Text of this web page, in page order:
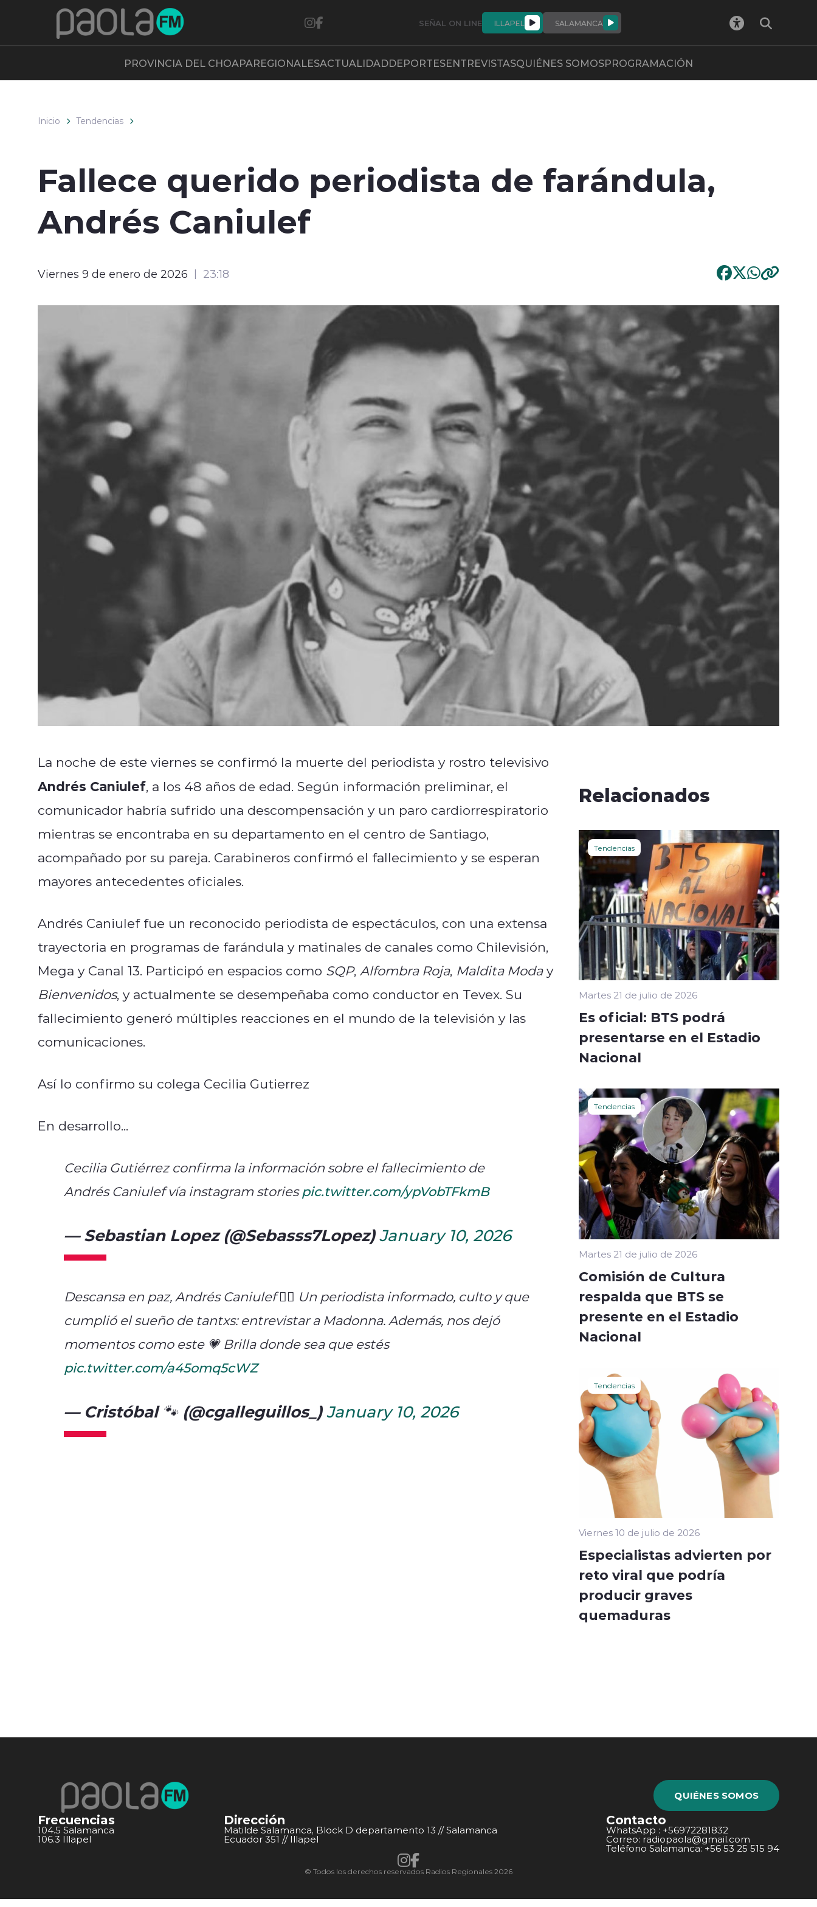
SEÑAL ON LINE ILLAPEL SALAMANCA
PROVINCIA DEL CHOAPAREGIONALESACTUALIDADDEPORTESENTREVISTASQUIÉNES SOMOSPROGRAMACIÓN
Inicio Tendencias
Fallece querido periodista de farándula,
Andrés Caniulef
Viernes 9 de enero de 2026 23:18
La noche de este viernes se confirmó la muerte del periodista y rostro televisivo
Andrés Caniulef, a los 48 años de edad. Según información preliminar, el
comunicador habría sufrido una descompensación y un paro cardiorrespiratorio
mientras se encontraba en su departamento en el centro de Santiago,
acompañado por su pareja. Carabineros confirmó el fallecimiento y se esperan
mayores antecedentes oficiales.
Andrés Caniulef fue un reconocido periodista de espectáculos, con una extensa
trayectoria en programas de farándula y matinales de canales como Chilevisión,
Mega y Canal 13. Participó en espacios como SQP, Alfombra Roja, Maldita Moday
Bienvenidos, y actualmente se desempeñaba como conductor en Tevex. Su
fallecimiento generó múltiples reacciones en el mundo de la televisión y las
comunicaciones.
Así lo confirmo su colega Cecilia Gutierrez
En desarrollo...
Cecilia Gutiérrez confirma la información sobre el fallecimiento de
Andrés Caniulef vía instagram storiespic.twitter.com/ypVobTFkmB
— Sebastian Lopez (@Sebasss7Lopez)January 10, 2026
Descansa en paz, Andrés Caniulef 🏳️‍🌈 Un periodista informado, culto y que
cumplió el sueño de tantxs: entrevistar a Madonna. Además, nos dejó
momentos como este 💗 Brilla donde sea que estés
pic.twitter.com/a45omq5cWZ
— Cristóbal 🐾 (@cgalleguillos_)January 10, 2026
Relacionados
Tendencias
Martes 21 de julio de 2026
Es oficial: BTS podrá
presentarse en el Estadio
Nacional
Tendencias
Martes 21 de julio de 2026
Comisión de Cultura
respalda que BTS se
presente en el Estadio
Nacional
Tendencias
Viernes 10 de julio de 2026
Especialistas advierten por
reto viral que podría
producir graves
quemaduras
QUIÉNES SOMOS
Frecuencias
104.5 Salamanca
106.3 Illapel
Dirección
Matilde Salamanca, Block D departamento 13 // Salamanca
Ecuador 351 // Illapel
Contacto
WhatsApp : +56972281832
Correo: radiopaola@gmail.com
Teléfono Salamanca: +56 53 25 515 94
© Todos los derechos reservados Radios Regionales 2026